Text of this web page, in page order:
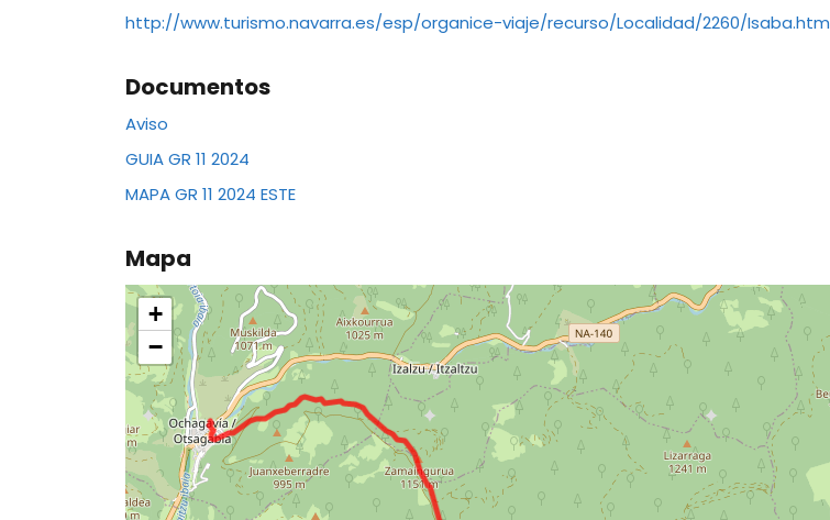
http://www.turismo.navarra.es/esp/organice-viaje/recurso/Localidad/2260/Isaba.htm
Documentos
Aviso
GUIA GR 11 2024
MAPA GR 11 2024 ESTE
Mapa
+
−